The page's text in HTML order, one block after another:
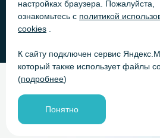
«Яндекс.Метрика»
Согласие на обработку
получения рекламно-
настройках браузера. Пожалуйста,
ознакомьтесь с политикой
cookies
К сайту подключен сервис
который также использует файлы
(подробнее)
Понятно